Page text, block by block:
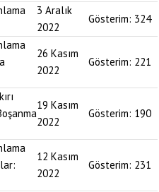
3 Aralık
2022
Gösterim: 324
26 Kasım
2022
Gösterim: 221
19 Kasım
2022
Gösterim: 190
12 Kasım
2022
Gösterim: 231